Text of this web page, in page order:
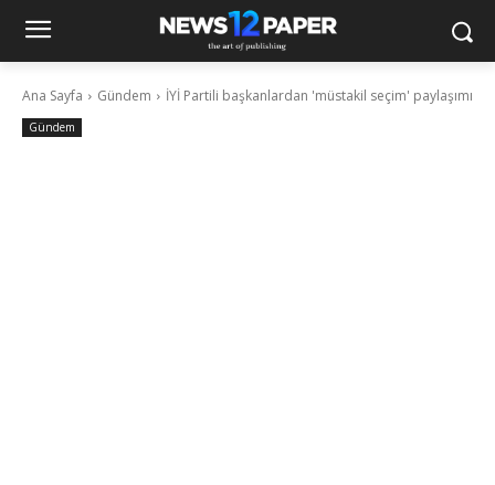
Ana Sayfa Gündem İYİ Partili başkanlardan 'müstakil seçim' paylaşımı
Gündem